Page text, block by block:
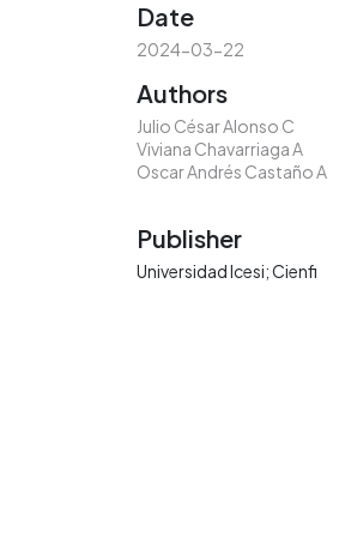
Date
2024-03-22
Authors
Julio César Alonso C
Viviana Chavarriaga A
Oscar Andrés Castaño A
Publisher
Universidad Icesi; Cienfi